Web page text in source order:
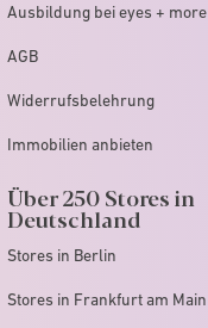
Ausbildung bei eyes + more
AGB
Widerrufsbelehrung
Immobilien anbieten
Über 250 Stores in
Deutschland
Stores in Berlin
Stores in Frankfurt am Main